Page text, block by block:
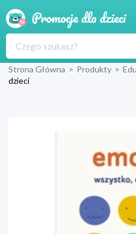
Strona Główna > Produkty >
dzieci